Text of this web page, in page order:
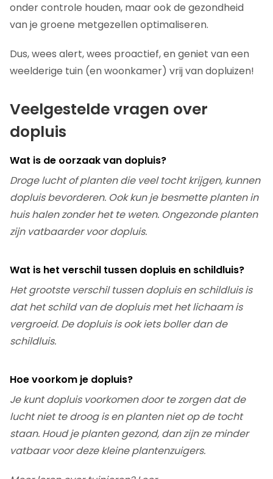
onder controle houden, maar ook de gezondheid
van je groene metgezellen optimaliseren.
Dus, wees alert, wees proactief, en geniet van een
weelderige tuin (en woonkamer) vrij van dopluizen!
Veelgestelde vragen over
dopluis
Wat is de oorzaak van dopluis?
Droge lucht of planten die veel tocht krijgen, kunnen
dopluis bevorderen. Ook kun je besmette planten in
huis halen zonder het te weten. Ongezonde planten
zijn vatbaarder voor dopluis.
Wat is het verschil tussen dopluis en schildluis?
Het grootste verschil tussen dopluis en schildluis is
dat het schild van de dopluis met het lichaam is
vergroeid. De dopluis is ook iets boller dan de
schildluis.
Hoe voorkom je dopluis?
Je kunt dopluis voorkomen door te zorgen dat de
lucht niet te droog is en planten niet op de tocht
staan. Houd je planten gezond, dan zijn ze minder
vatbaar voor deze kleine plantenzuigers.